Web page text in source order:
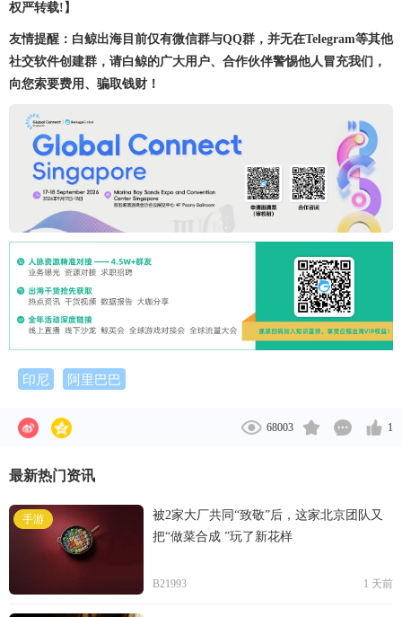
权严转载!】
友情提醒：白鲸出海目前仅有微信群与QQ群，并无在Telegram等其他
社交软件创建群，请白鲸的广大用户、合作伙伴警惕他人冒充我们，
向您索要费用、骗取钱财！
印尼 阿里巴巴
68003 1
最新热门资讯
手游
被2家大厂共同“致敬”后，这家北京团队又
把“做菜合成 ”玩了新花样
B21993 1 天前